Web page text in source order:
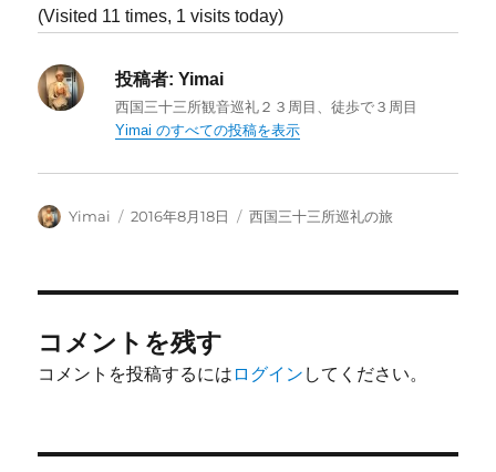
(Visited 11 times, 1 visits today)
投稿者: Yimai
西国三十三所観音巡礼２３周目、徒歩で３周目
Yimai のすべての投稿を表示
投
Yimai
投
2016年8月18日
カ
西国三十三所巡礼の旅
コメントを残す
コメントを投稿するには ログイン してください。